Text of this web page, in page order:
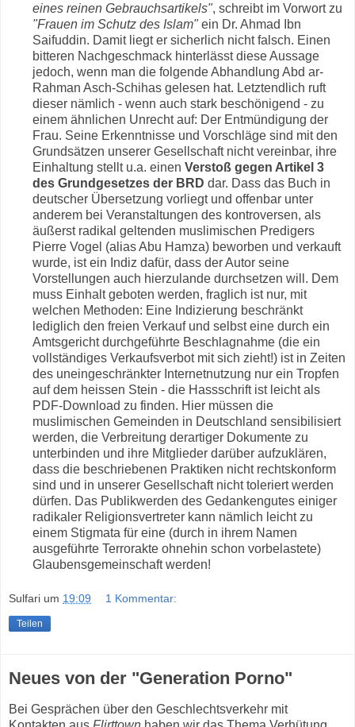
eines reinen Gebrauchsartikels", schreibt im Vorwort zu
"Frauen im Schutz des Islam"ein Dr. Ahmad Ibn
Saifuddin. Damit liegt er sicherlich nicht falsch. Einen
bitteren Nachgeschmack hinterlässt diese Aussage
jedoch, wenn man die folgende Abhandlung Abd ar-
Rahman Asch-Schihas gelesen hat. Letztendlich ruft
dieser nämlich - wenn auch stark beschönigend - zu
einem ähnlichen Unrecht auf: Der Entmündigung der
Frau. Seine Erkenntnisse und Vorschläge sind mit den
Grundsätzen unserer Gesellschaft nicht vereinbar, ihre
Einhaltung stellt u.a. einen Verstoß gegen Artikel 3
des Grundgesetzes der BRD dar. Dass das Buch in
deutscher Übersetzung vorliegt und offenbar unter
anderem bei Veranstaltungen des kontroversen, als
äußerst radikal geltenden muslimischen Predigers
Pierre Vogel (alias Abu Hamza) beworben und verkauft
wurde, ist ein Indiz dafür, dass der Autor seine
Vorstellungen auch hierzulande durchsetzen will. Dem
muss Einhalt geboten werden, fraglich ist nur, mit
welchen Methoden: Eine Indizierung beschränkt
lediglich den freien Verkauf und selbst eine durch ein
Amtsgericht durchgeführte Beschlagnahme (die ein
vollständiges Verkaufsverbot mit sich zieht!) ist in Zeiten
des uneingeschränkter Internetnutzung nur ein Tropfen
auf dem heissen Stein - die Hassschrift ist leicht als
PDF-Download zu finden. Hier müssen die
muslimischen Gemeinden in Deutschland sensibilisiert
werden, die Verbreitung derartiger Dokumente zu
unterbinden und ihre Mitglieder darüber aufzuklären,
dass die beschriebenen Praktiken nicht rechtskonform
sind und in unserer Gesellschaft nicht toleriert werden
dürfen. Das Publikwerden des Gedankengutes einiger
radikaler Religionsvertreter kann nämlich leicht zu
einem Stigmata für eine (durch in ihrem Namen
ausgeführte Terrorakte ohnehin schon vorbelastete)
Glaubensgemeinschaft werden!
Sulfari um 19:09 1 Kommentar:
Teilen
Neues von der "Generation Porno"
Bei Gesprächen über den Geschlechtsverkehr mit